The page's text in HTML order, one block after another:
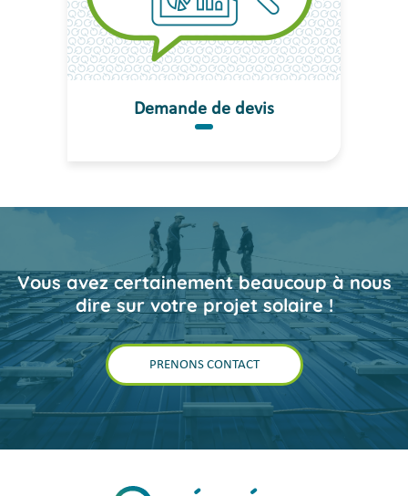
Demande de devis
Vous avez certainement beaucoup à nous
dire sur votre projet solaire !
PRENONS CONTACT